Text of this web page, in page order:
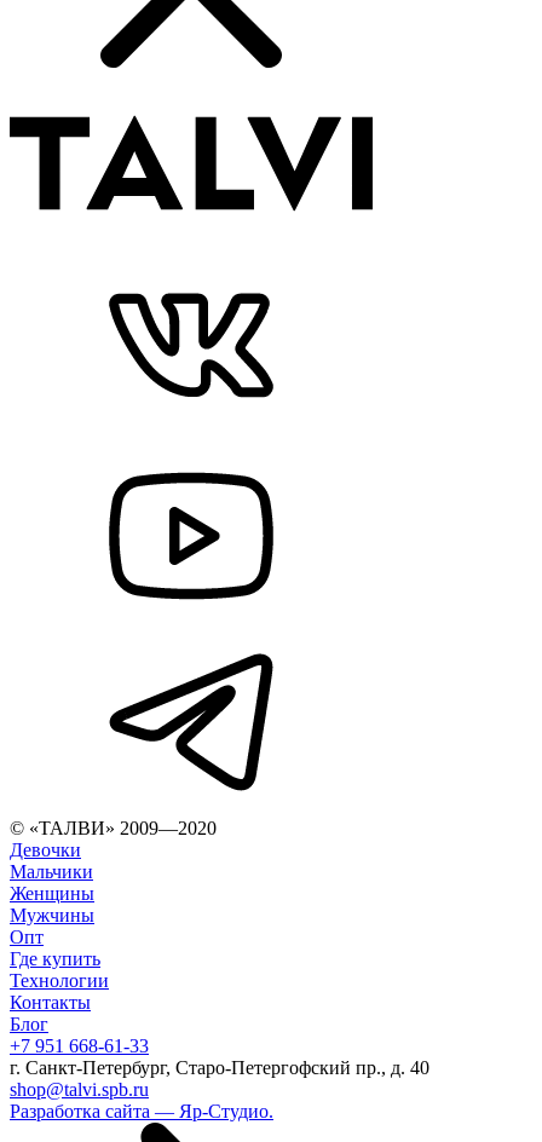
© «ТАЛВИ» 2009—2020
Девочки
Мальчики
Женщины
Мужчины
Опт
Где купить
Технологии
Контакты
Блог
+7 951 668-61-33
г. Санкт-Петербург, Старо-Петергофский пр., д. 40
shop@talvi.spb.ru
Разработка сайта — Яр-Студио.